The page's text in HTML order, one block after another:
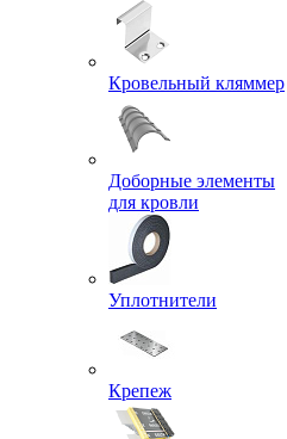
Кровельный кляммер
Доборные элементы
для кровли
Уплотнители
Крепеж